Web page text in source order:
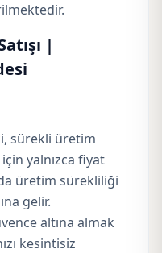
|
sürekli üretim
yalnızca fiyat
üretim sürekliliği
gelir.
altına almak
kesintisiz